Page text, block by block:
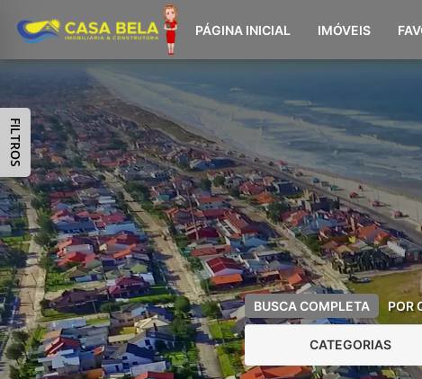
PÁGINA INICIAL IMÓVEIS
BUSCA COMPLETA POR
CATEGORIAS
FILTROS